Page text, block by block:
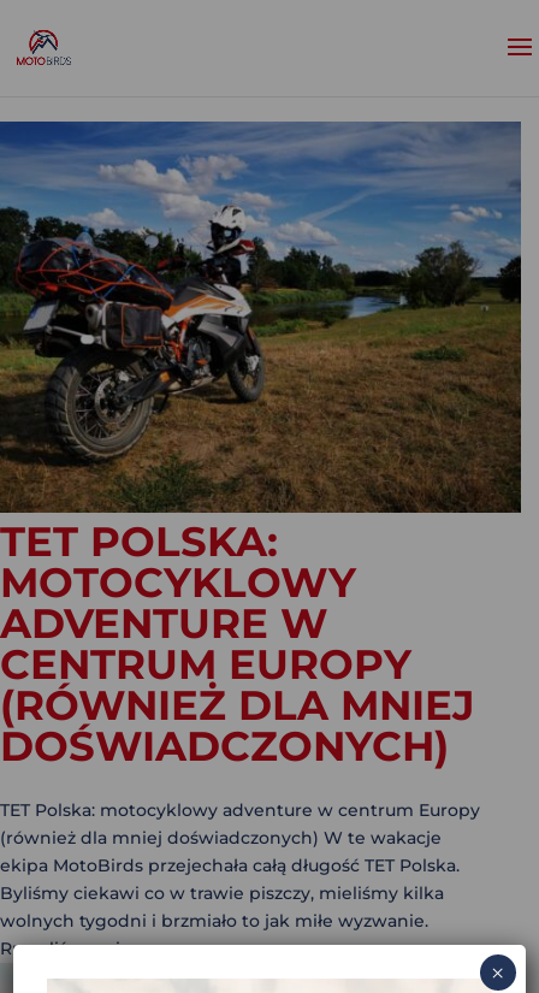
TET POLSKA:
MOTOCYKLOWY
ADVENTURE W
CENTRUM EUROPY
(RÓWNIEŻ DLA MNIEJ
DOŚWIADCZONYCH)
TET Polska: motocyklowy adventure w centrum Europy
(również dla mniej doświadczonych) W te wakacje
ekipa MotoBirds przejechała całą długość TET Polska.
Byliśmy ciekawi co w trawie piszczy, mieliśmy kilka
wolnych tygodni i brzmiało to jak miłe wyzwanie.
Ruszyliśmy więc...
×